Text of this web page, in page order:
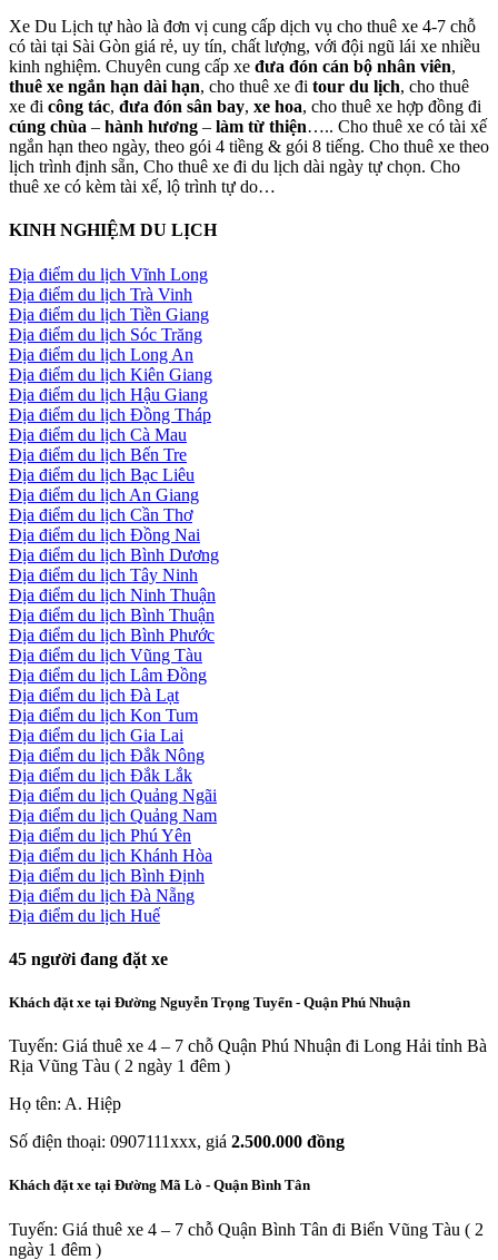
Xe Du Lịch tự hào là đơn vị cung cấp dịch vụ cho thuê xe 4-7 chỗ
có tài tại Sài Gòn giá rẻ, uy tín, chất lượng, với đội ngũ lái xe nhiều
kinh nghiệm. Chuyên cung cấp xe đưa đón cán bộ nhân viên,
thuê xe ngắn hạn dài hạn, cho thuê xe đi tour du lịch, cho thuê
xe đi công tác, đưa đón sân bay, xe hoa, cho thuê xe hợp đồng đi
cúng chùa – hành hương – làm từ thiện….. Cho thuê xe có tài xế
ngắn hạn theo ngày, theo gói 4 tiềng & gói 8 tiếng. Cho thuê xe theo
lịch trình định sẵn, Cho thuê xe đi du lịch dài ngày tự chọn. Cho
thuê xe có kèm tài xế, lộ trình tự do…
KINH NGHIỆM DU LỊCH
Địa điểm du lịch Vĩnh Long
Địa điểm du lịch Trà Vinh
Địa điểm du lịch Tiền Giang
Địa điểm du lịch Sóc Trăng
Địa điểm du lịch Long An
Địa điểm du lịch Kiên Giang
Địa điểm du lịch Hậu Giang
Địa điểm du lịch Đồng Tháp
Địa điểm du lịch Cà Mau
Địa điểm du lịch Bến Tre
Địa điểm du lịch Bạc Liêu
Địa điểm du lịch An Giang
Địa điểm du lịch Cần Thơ
Địa điểm du lịch Đồng Nai
Địa điểm du lịch Bình Dương
Địa điểm du lịch Tây Ninh
Địa điểm du lịch Ninh Thuận
Địa điểm du lịch Bình Thuận
Địa điểm du lịch Bình Phước
Địa điểm du lịch Vũng Tàu
Địa điểm du lịch Lâm Đồng
Địa điểm du lịch Đà Lạt
Địa điểm du lịch Kon Tum
Địa điểm du lịch Gia Lai
Địa điểm du lịch Đắk Nông
Địa điểm du lịch Đắk Lắk
Địa điểm du lịch Quảng Ngãi
Địa điểm du lịch Quảng Nam
Địa điểm du lịch Phú Yên
Địa điểm du lịch Khánh Hòa
Địa điểm du lịch Bình Định
Địa điểm du lịch Đà Nẵng
Địa điểm du lịch Huế
45 người đang đặt xe
Khách đặt xe tại Đường Nguyễn Trọng Tuyển - Quận Phú Nhuận
Tuyến: Giá thuê xe 4 – 7 chỗ Quận Phú Nhuận đi Long Hải tỉnh Bà
Rịa Vũng Tàu ( 2 ngày 1 đêm )
Họ tên: A. Hiệp
Số điện thoại: 0907111xxx, giá 2.500.000 đồng
Khách đặt xe tại Đường Mã Lò - Quận Bình Tân
Tuyến: Giá thuê xe 4 – 7 chỗ Quận Bình Tân đi Biển Vũng Tàu ( 2
ngày 1 đêm )